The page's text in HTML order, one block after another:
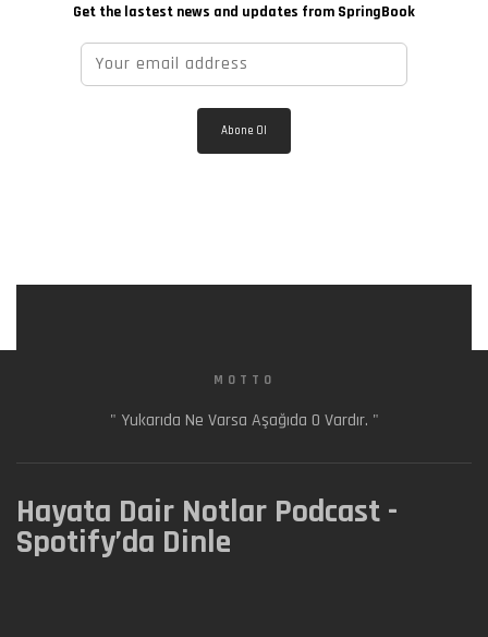
Get the lastest news and updates from SpringBook
MOTTO
" Yukarıda Ne Varsa Aşağıda O Vardır. "
Hayata Dair Notlar Podcast -
Spotify’da Dinle